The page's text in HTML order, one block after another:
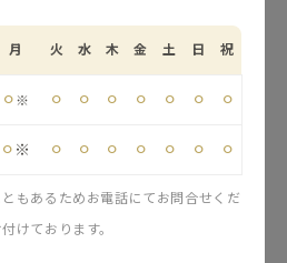
自分の肌に合ったペー
を消す作業ではありません。ご
。
が合うのか分からない」と迷わ
そんなときは、一人で悩まず
月 火 水 木 金 土 日 祝
⚪︎ ※ ⚪︎ ⚪︎ ⚪︎ ⚪︎ ⚪︎ ⚪︎ ⚪︎
⚪︎ ※ ⚪︎ ⚪︎ ⚪︎ ⚪︎ ⚪︎ ⚪︎ ⚪︎
もあるためお電話にてお問合せくだ
けております。